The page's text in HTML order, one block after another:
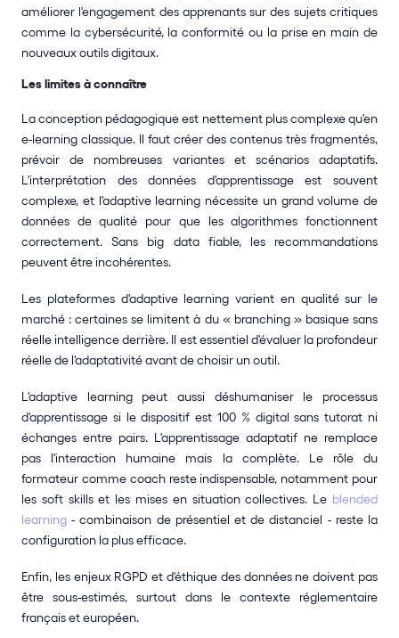
améliorer l'engagement des apprenants sur des sujets critiques
comme la cybersécurité, la conformité ou la prise en main de
nouveaux outils digitaux.
Les limites à connaître
La conception pédagogique est nettement plus complexe qu'en
e-learning classique. Il faut créer des contenus très fragmentés,
prévoir de nombreuses variantes et scénarios adaptatifs.
L'interprétation des données d'apprentissage est souvent
complexe, et l'adaptive learning nécessite un grand volume de
données de qualité pour que les algorithmes fonctionnent
correctement. Sans big data fiable, les recommandations
peuvent être incohérentes.
Les plateformes d'adaptive learning varient en qualité sur le
marché : certaines se limitent à du « branching » basique sans
réelle intelligence derrière. Il est essentiel d'évaluer la profondeur
réelle de l'adaptativité avant de choisir un outil.
L'adaptive learning peut aussi déshumaniser le processus
d'apprentissage si le dispositif est 100 % digital sans tutorat ni
échanges entre pairs. L'apprentissage adaptatif ne remplace
pas l'interaction humaine mais la complète. Le rôle du
formateur comme coach reste indispensable, notamment pour
les soft skills et les mises en situation collectives. Le blended
learning - combinaison de présentiel et de distanciel - reste la
configuration la plus efficace.
Enfin, les enjeux RGPD et d'éthique des données ne doivent pas
être sous-estimés, surtout dans le contexte réglementaire
français et européen.